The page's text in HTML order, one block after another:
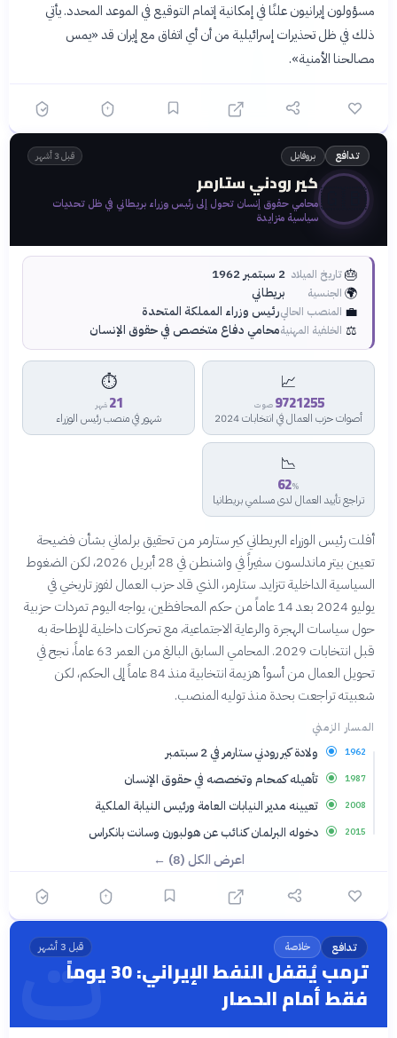
مسؤولون إيرانيون علنًا في إمكانية إتمام التوقيع في الموعد المحدد. يأتي
ذلك في ظل تحذيرات إسرائيلية من أن أي اتفاق مع إيران قد «يمس
مصالحنا الأمنية».
تدافع بروفايل قبل 3 أشهر
🇬🇧كير رودني ستارمر
محامي حقوق إنسان تحول إلى رئيس وزراء بريطاني في ظل تحديات
سياسية متزايدة
🎂تاريخ الميلاد 2 سبتمبر 1962
🌍 الجنسية بريطاني
💼 المنصب الحاليرئيس وزراء المملكة المتحدة
⚖️ الخلفية المهنيةمحامي دفاع متخصص في حقوق الإنسان
📈
9721255 صوت
أصوات حزب العمال في انتخابات 2024
⏱️
21 شهر
شهور في منصب رئيس الوزراء
📉
62%
تراجع تأييد العمال لدى مسلمي بريطانيا
أفلت رئيس الوزراء البريطاني كير ستارمر من تحقيق برلماني بشأن فضيحة
تعيين بيتر ماندلسون سفيراً في واشنطن في 28 أبريل 2026، لكن الضغوط
السياسية الداخلية تتزايد. ستارمر، الذي قاد حزب العمال لفوز تاريخي في
يوليو 2024 بعد 14 عاماً من حكم المحافظين، يواجه اليوم تمردات حزبية
حول سياسات الهجرة والرعاية الاجتماعية، مع تحركات داخلية للإطاحة به
قبل انتخابات 2029. المحامي السابق البالغ من العمر 63 عاماً، نجح في
تحويل العمال من أسوأ هزيمة انتخابية منذ 84 عاماً إلى الحكم، لكن
شعبيته تراجعت بحدة منذ توليه المنصب.
المسار الزمني
1962 ولادة كير رودني ستارمر في 2 سبتمبر
1987 تأهيله كمحام وتخصصه في حقوق الإنسان
2008 تعيينه مدير النيابات العامة ورئيس النيابة الملكية
2015 دخوله البرلمان كنائب عن هولبورن وسانت بانكراس
اعرض الكل (8) ←
ت تدافع خلاصة قبل 3 أشهر
ترمب يُقفل النفط الإيراني: 30 يوماً
فقط أمام الحصار